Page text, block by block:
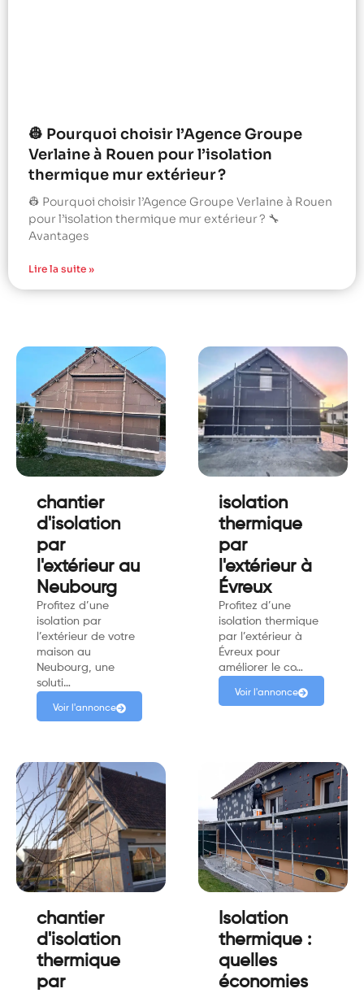
👷 Pourquoi choisir l’Agence Groupe
Verlaine à Rouen pour l’isolation
thermique mur extérieur ?
👷 Pourquoi choisir l’Agence Groupe Verlaine à Rouen
pour l’isolation thermique mur extérieur ? 🔧
Avantages
Lire la suite »
chantier
d'isolation
par
l'extérieur au
Neubourg
Profitez d’une
isolation par
l’extérieur de votre
maison au
Neubourg, une
soluti…
Voir l'annonce
isolation
thermique
par
l'extérieur à
Évreux
Profitez d’une
isolation thermique
par l’extérieur à
Évreux pour
améliorer le co…
Voir l'annonce
chantier
d'isolation
thermique
par
Isolation
thermique :
quelles
économies